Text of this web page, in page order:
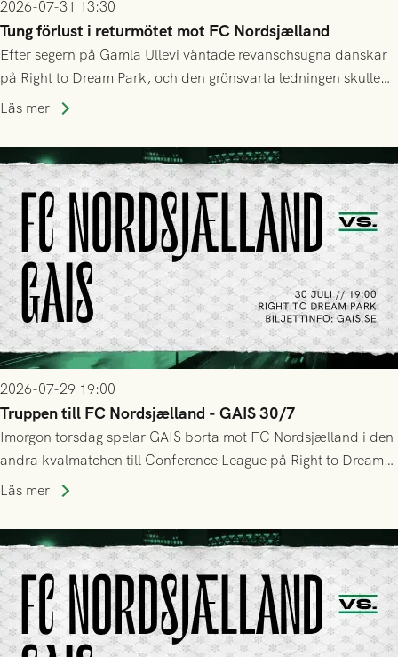
2026-07-31 13:30
Tung förlust i returmötet mot FC Nordsjælland
Efter segern på Gamla Ullevi väntade revanschsugna danskar
på Right to Dream Park, och den grönsvarta ledningen skulle
upphöra efter mindre än kvarten spelad. På lika mark visade
tennissiffror och det grönsvarta europaäventyret tog slut.
Läs mer
2026-07-29 19:00
Truppen till FC Nordsjælland - GAIS 30/7
Imorgon torsdag spelar GAIS borta mot FC Nordsjælland i den
andra kvalmatchen till Conference League på Right to Dream
Park! Fredrik Holmberg och ledarstaben har tagit ut följande
Läs mer